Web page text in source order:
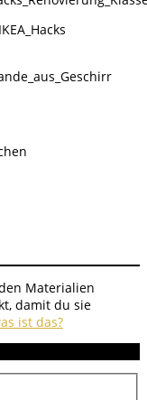
Materialien
damit du sie
ist das?